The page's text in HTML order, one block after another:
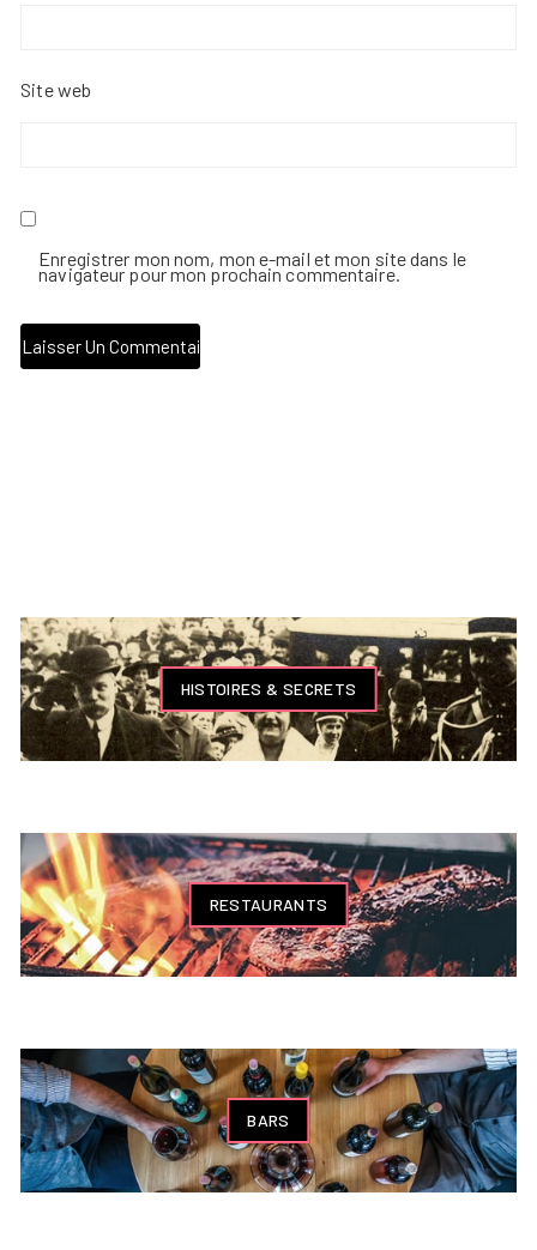
Site web
Enregistrer mon nom, mon e-mail et mon site dans le
navigateur pour mon prochain commentaire.
HISTOIRES & SECRETS
RESTAURANTS
BARS